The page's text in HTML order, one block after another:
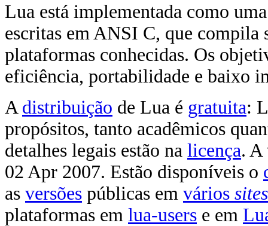
Lua está implementada como
escritas em ANSI C, que compila
plataformas conhecidas. Os
eficiência, portabilidade e baixo
A distribuição de Lua é gratuita:
propósitos, tanto acadêmicos
detalhes legais estão na licença. A
02 Apr 2007. Estão disponíveis o
as versões públicas em vários sites
plataformas em lua-users e em